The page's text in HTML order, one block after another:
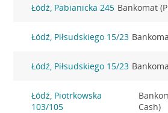
Łódź, Pabianicka 245 Bankomat
Łódź, Piłsudskiego 15/23
Łódź, Piłsudskiego 15/23
Łódź, Piotrkowska
103/105
Cash)